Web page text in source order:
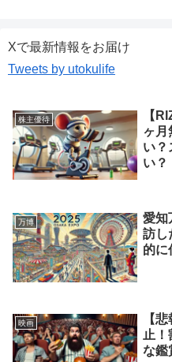
Xで最新情報をお届け
Tweets by utokulife
株主優待
【
ヶ月
い？
い？
万博
愛知
訪し
的に
映画
【
止
な鑑